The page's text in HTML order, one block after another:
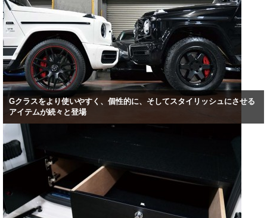
Gクラスをより使いやすく、個性的に、そしてスタイリッシュにさせる
アイテムが続々と登場